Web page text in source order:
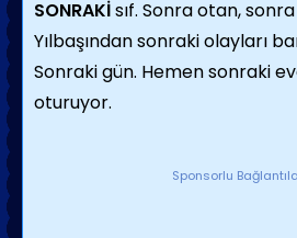
SONRAKİsıf. Sonra otan,
Yılbaşından sonraki olayları
Sonraki gün. Hemen sonraki
oturuyor.
Sponsorlu